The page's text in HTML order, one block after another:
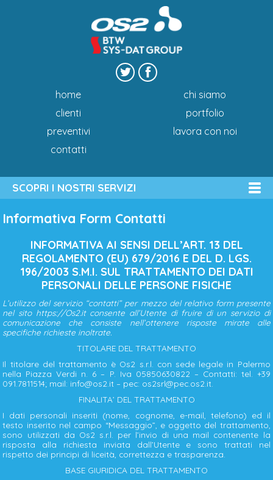
home
chi siamo
clienti
portfolio
preventivi
lavora con noi
contatti
SCOPRI I NOSTRI SERVIZI
Informativa Form Contatti
INFORMATIVA AI SENSI DELL’ART. 13 DEL
REGOLAMENTO (EU) 679/2016 E DEL D. LGS.
196/2003 S.M.I. SUL TRATTAMENTO DEI DATI
PERSONALI DELLE PERSONE FISICHE
L’utilizzo del servizio “contatti” per mezzo del relativo form presente
nel sito https://Os2.it consente all’Utente di fruire di un servizio di
comunicazione che consiste nell’ottenere risposte mirate alle
specifiche richieste inoltrate.
TITOLARE DEL TRATTAMENTO
Il titolare del trattamento è Os2 s.r.l. con sede legale in Palermo
nella Piazza Verdi n. 6 – P. Iva 05850630822 – Contatti: tel. +39
091.7811514; mail: info@os2.it – pec: os2srl@pec.os2.it.
FINALITA’ DEL TRATTAMENTO
I dati personali inseriti (nome, cognome, e-mail, telefono) ed il
testo inserito nel campo “Messaggio”, e oggetto del trattamento,
sono utilizzati da Os2 s.r.l. per l’invio di una mail contenente la
risposta alla richiesta inviata dall’Utente e sono trattati nel
rispetto dei principi di liceità, correttezza e trasparenza.
BASE GIURIDICA DEL TRATTAMENTO